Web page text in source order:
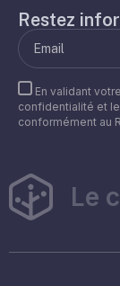
Restez
En validant
confidentialité et
conformément au
Le